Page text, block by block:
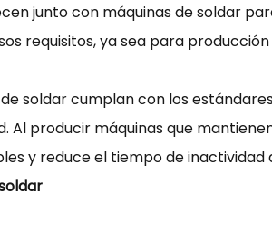
junto con máquinas de soldar
requisitos, ya sea para
soldar cumplan con los
producir máquinas que
y reduce el tiempo de